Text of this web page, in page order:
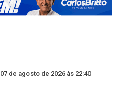
07 de agosto de 2026 às 22:40